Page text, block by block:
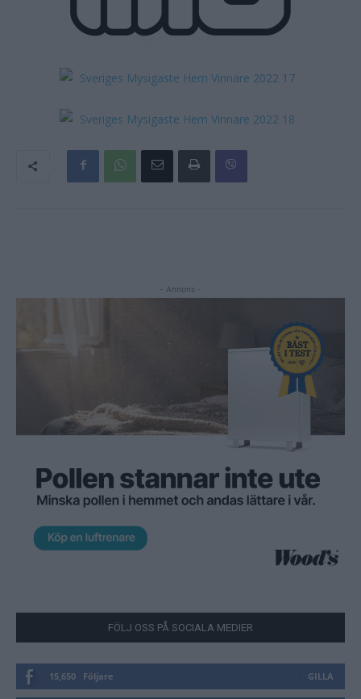
- Annons -
FÖLJ OSS PÅ SOCIALA MEDIER
15,650 Följare GILLA